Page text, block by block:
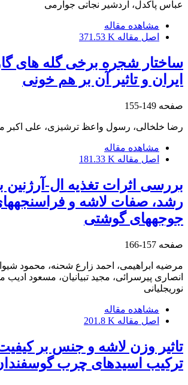
عباس پاکدل، اردشیر نجاتی جوارمی
مشاهده مقاله
اصل مقاله 371.53 K
ساختار شجره برخی گله های
ایران و تاثیر آن بر هم خونی
صفحه 149-155
رضا خلخالی، رسول واعظ ترشیزی، علی اکبر
مشاهده مقاله
اصل مقاله 181.33 K
بررسی اثرات تغذیه ال-آرژنین
رشد، صفات لاشه و
جوجههای گوشتی
صفحه 157-166
مرضیه ابراهیمی، احمد زارع شحنه، محمود
انصاری پیرسرائی، مجید تبیانیان، مسعود
نوریجلیانی
مشاهده مقاله
اصل مقاله 201.8 K
تاثیر وزن لاشه و جنس بر
ترکیب اسیدهای چرب